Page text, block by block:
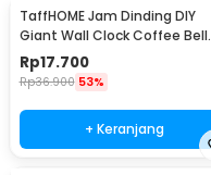
TaffHOME Jam Dinding DIY
Giant Wall Clock Coffee Bell
40-70cm - DIY-12
Rp17.700
Rp36.900 53%
+ Keranjang